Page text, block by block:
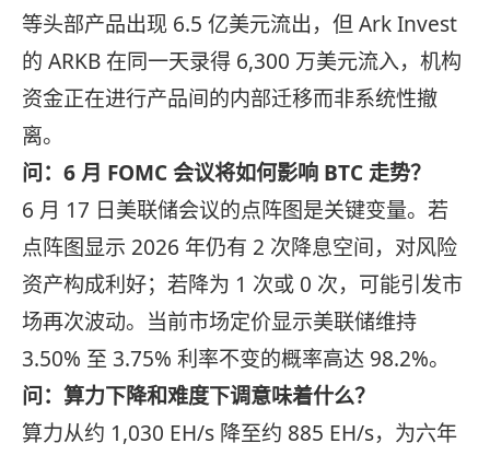
等头部产品出现 6.5 亿美元流出，但 Ark Invest
的 ARKB 在同一天录得 6,300 万美元流入，机构
资金正在进行产品间的内部迁移而非系统性撤
离。
问：6 月 FOMC 会议将如何影响 BTC 走势？
6 月 17 日美联储会议的点阵图是关键变量。若
点阵图显示 2026 年仍有 2 次降息空间，对风险
资产构成利好；若降为 1 次或 0 次，可能引发市
场再次波动。当前市场定价显示美联储维持
3.50% 至 3.75% 利率不变的概率高达 98.2%。
问：算力下降和难度下调意味着什么？
算力从约 1,030 EH/s 降至约 885 EH/s，为六年